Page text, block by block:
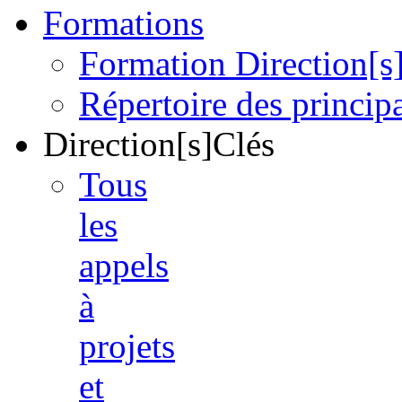
Formations
Formation
Répertoire des
Direction[s]Clés
Tous
les
appels
à
projets
et